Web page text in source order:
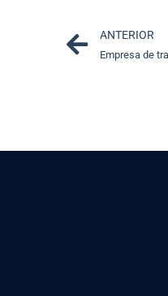
Prev
ANTERIOR
Empresa de